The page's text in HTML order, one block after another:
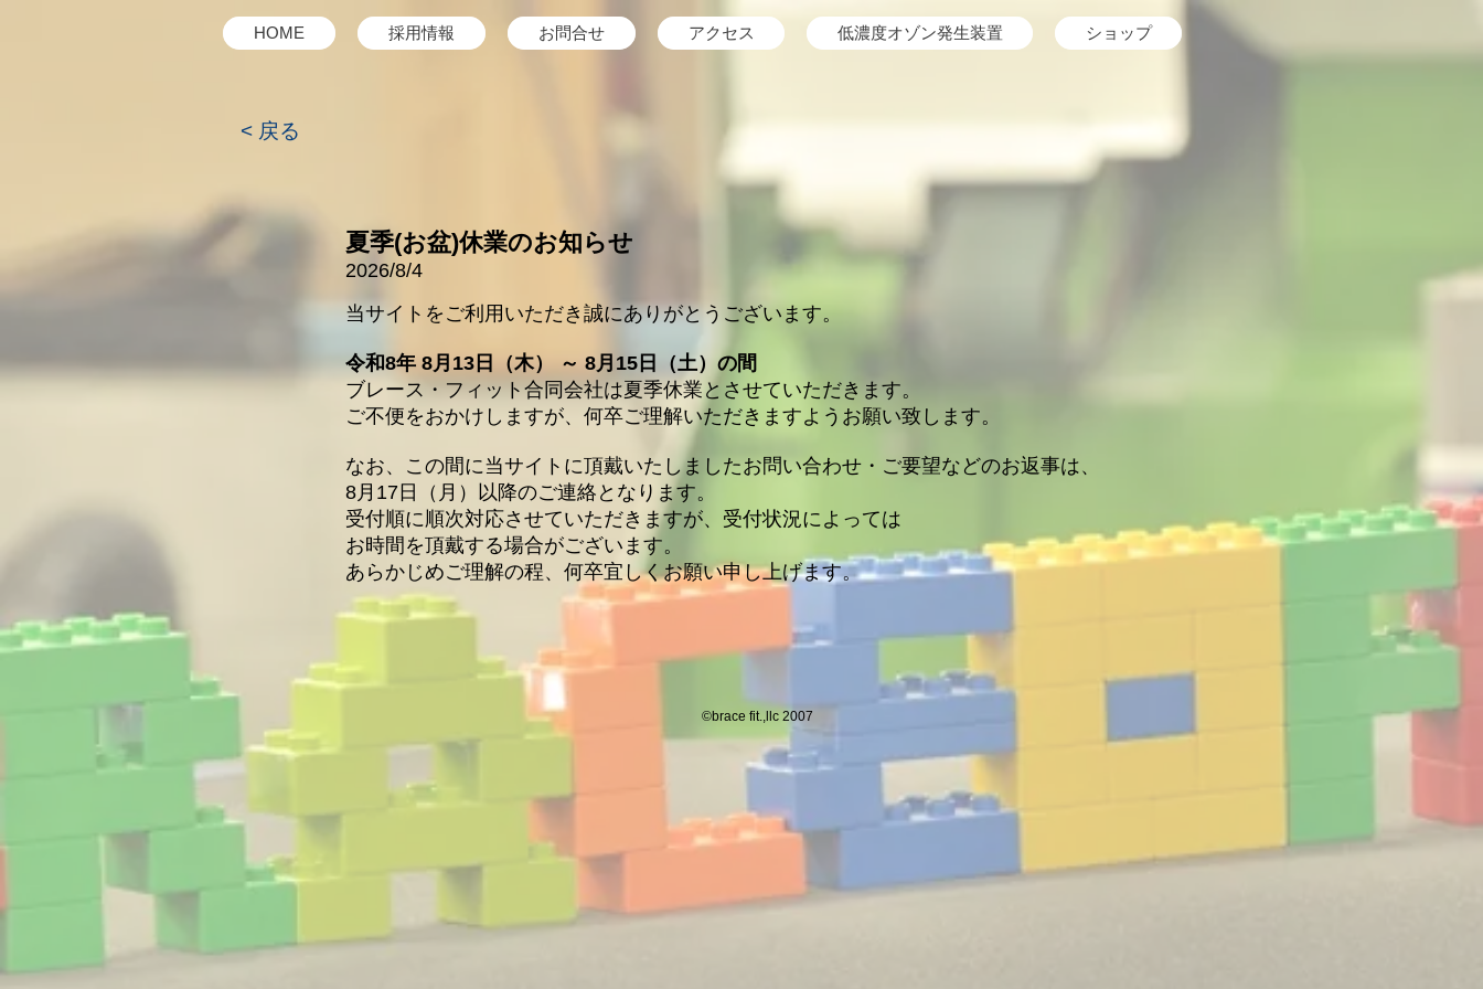
HOME 採用情報 お問合せ アクセス 低濃度オゾン発生装置 ショップ
< 戻る
夏季(お盆)休業のお知らせ
2026/8/4
当サイトをご利用いただき誠にありがとうございます。
令和8年 8月13日（木） ～ 8月15日（土）の間
ブレース・フィット合同会社は夏季休業とさせていただきます。
ご不便をおかけしますが、何卒ご理解いただきますようお願い致します。
なお、この間に当サイトに頂戴いたしましたお問い合わせ・ご要望などのお返事は、
8月17日（月）以降のご連絡となります。
受付順に順次対応させていただきますが、受付状況によっては
お時間を頂戴する場合がございます。
あらかじめご理解の程、何卒宜しくお願い申し上げます。
©brace fit.,llc 2007